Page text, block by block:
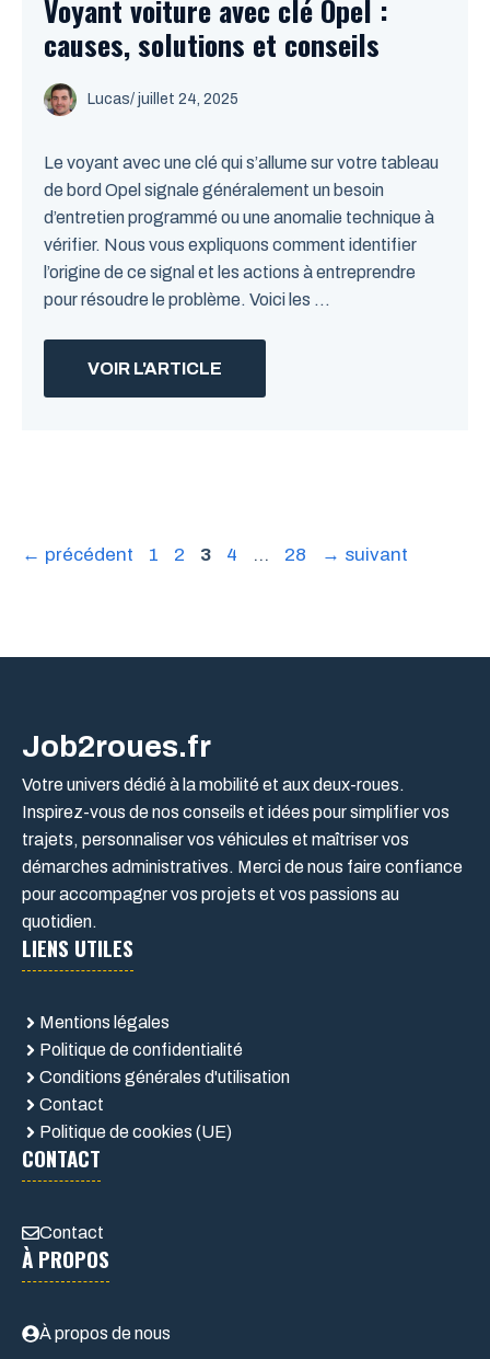
Voyant voiture avec clé Opel :
causes, solutions et conseils
Lucas/ juillet 24, 2025
Le voyant avec une clé qui s’allume sur votre tableau
de bord Opel signale généralement un besoin
d’entretien programmé ou une anomalie technique à
vérifier. Nous vous expliquons comment identifier
l’origine de ce signal et les actions à entreprendre
pour résoudre le problème. Voici les ...
VOIR L'ARTICLE
← précédent Page
1 Page
2 Page
3 Page
4 … Page
28 → suivant
Job2roues.fr
Votre univers dédié à la mobilité et aux deux-roues.
Inspirez-vous de nos conseils et idées pour simplifier vos
trajets, personnaliser vos véhicules et maîtriser vos
démarches administratives. Merci de nous faire confiance
pour accompagner vos projets et vos passions au
quotidien.
LIENS UTILES
Mentions légales
Politique de confidentialité
Conditions générales d'utilisation
Contact
Politique de cookies (UE)
CONTACT
Contact
À PROPOS
À propos de nous